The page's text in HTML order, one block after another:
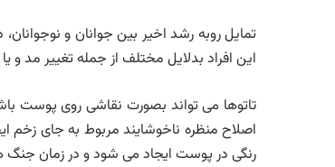
تمایل روبه رشد اخیر بین جوانان و
این افراد بدلایل مختلف از جمله تغییر مد و
تاتوها می تواند بصورت نقاشی روی پوست
اصلاح منظره ناخوشایند مربوط به جای زخم
رنگی در پوست ایجاد می شود و در زمان جنگ